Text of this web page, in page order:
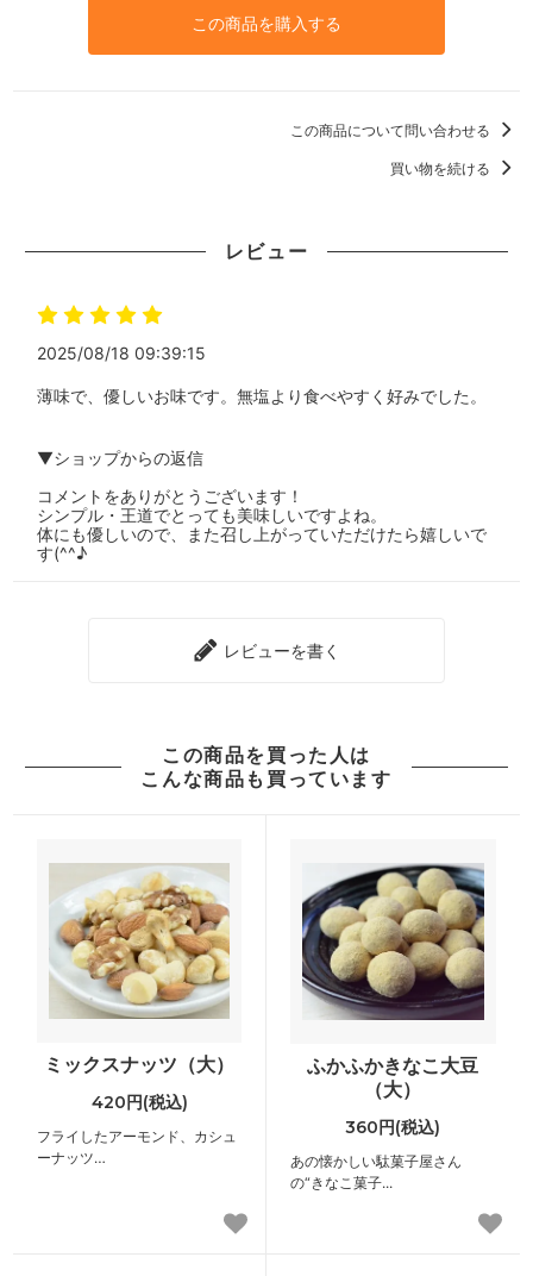
この商品を購入する
この商品について問い合わせる
買い物を続ける
レビュー
2025/08/18 09:39:15
薄味で、優しいお味です。無塩より食べやすく好みでした。
▼ショップからの返信
コメントをありがとうございます！
シンプル・王道でとっても美味しいですよね。
体にも優しいので、また召し上がっていただけたら嬉しいで
す(^^♪
レビューを書く
この商品を買った人は
こんな商品も買っています
ミックスナッツ（大）
420円(税込)
フライしたアーモンド、カシュ
ーナッツ…
ふかふかきなこ大豆
（大）
360円(税込)
あの懐かしい駄菓子屋さん
の“きなこ菓子...